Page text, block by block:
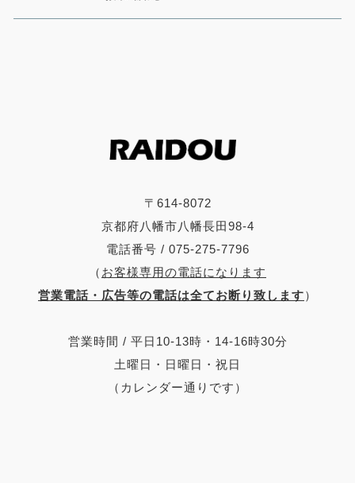
〒614-8072
京都府八幡市八幡長田98-4
電話番号 / 075-275-7796
（ お客様専用の電話になります
営業電話・広告等の電話は全てお断り致します）
営業時間 / 平日10-13時・14-16時30分
土曜日・日曜日・祝日
（カレンダー通りです）